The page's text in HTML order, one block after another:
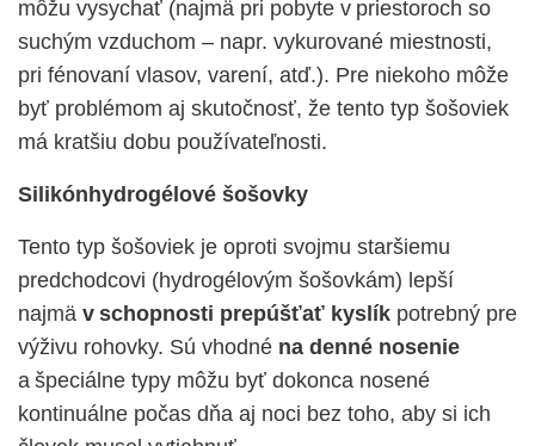
môžu vysychať (najmä pri pobyte v priestoroch so
suchým vzduchom – napr. vykurované miestnosti,
pri fénovaní vlasov, varení, atď.). Pre niekoho môže
byť problémom aj skutočnosť, že tento typ šošoviek
má kratšiu dobu používateľnosti.
Silikónhydrogélové šošovky
Tento typ šošoviek je oproti svojmu staršiemu
predchodcovi (hydrogélovým šošovkám) lepší
najmä v schopnosti prepúšťať kyslík potrebný pre
výživu rohovky. Sú vhodné na denné nosenie
a špeciálne typy môžu byť dokonca nosené
kontinuálne počas dňa aj noci bez toho, aby si ich